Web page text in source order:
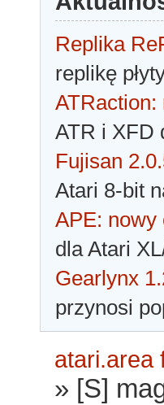
Replika
replikę
ATRaction:
ATR i XFD
Fujisan
Atari 8-bit
APE: nowy
dla Atari
Gearlynx
przynosi
atari.area
» [S]